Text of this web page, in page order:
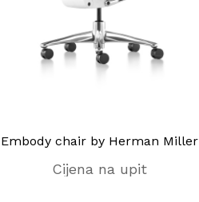
Embody chair by Herman Miller
Cijena na upit